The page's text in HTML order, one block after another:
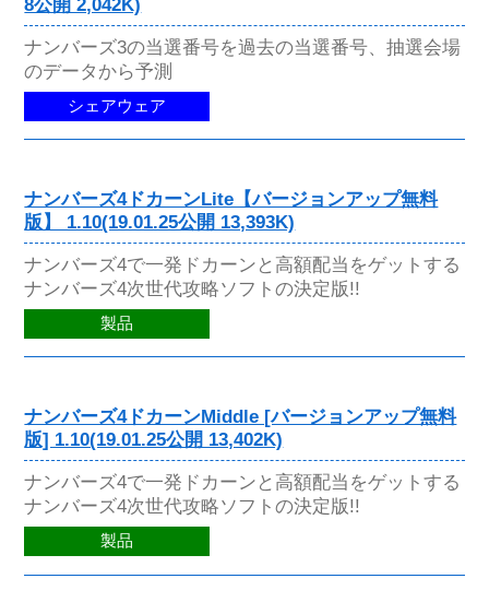
8公開 2,042K)
ナンバーズ3の当選番号を過去の当選番号、抽選会場
のデータから予測
シェアウェア
ナンバーズ4ドカーンLite【バージョンアップ無料
版】 1.10(19.01.25公開 13,393K)
ナンバーズ4で一発ドカーンと高額配当をゲットする
ナンバーズ4次世代攻略ソフトの決定版!!
製品
ナンバーズ4ドカーンMiddle [バージョンアップ無料
版] 1.10(19.01.25公開 13,402K)
ナンバーズ4で一発ドカーンと高額配当をゲットする
ナンバーズ4次世代攻略ソフトの決定版!!
製品